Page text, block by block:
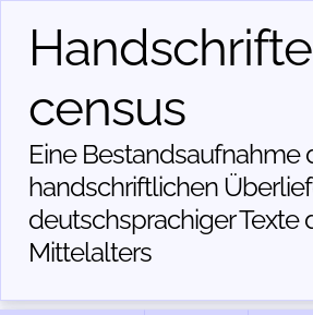
census
Eine Bestandsaufnahme
handschriftlichen
deutschsprachiger Texte
Mittelalters